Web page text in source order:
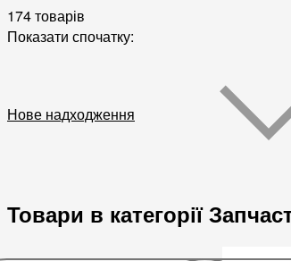
174 товарів
Показати спочатку:
Нове надходження
Товари в категорії